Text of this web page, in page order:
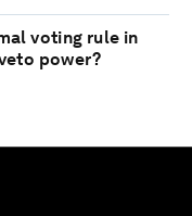
voting rule in
power?